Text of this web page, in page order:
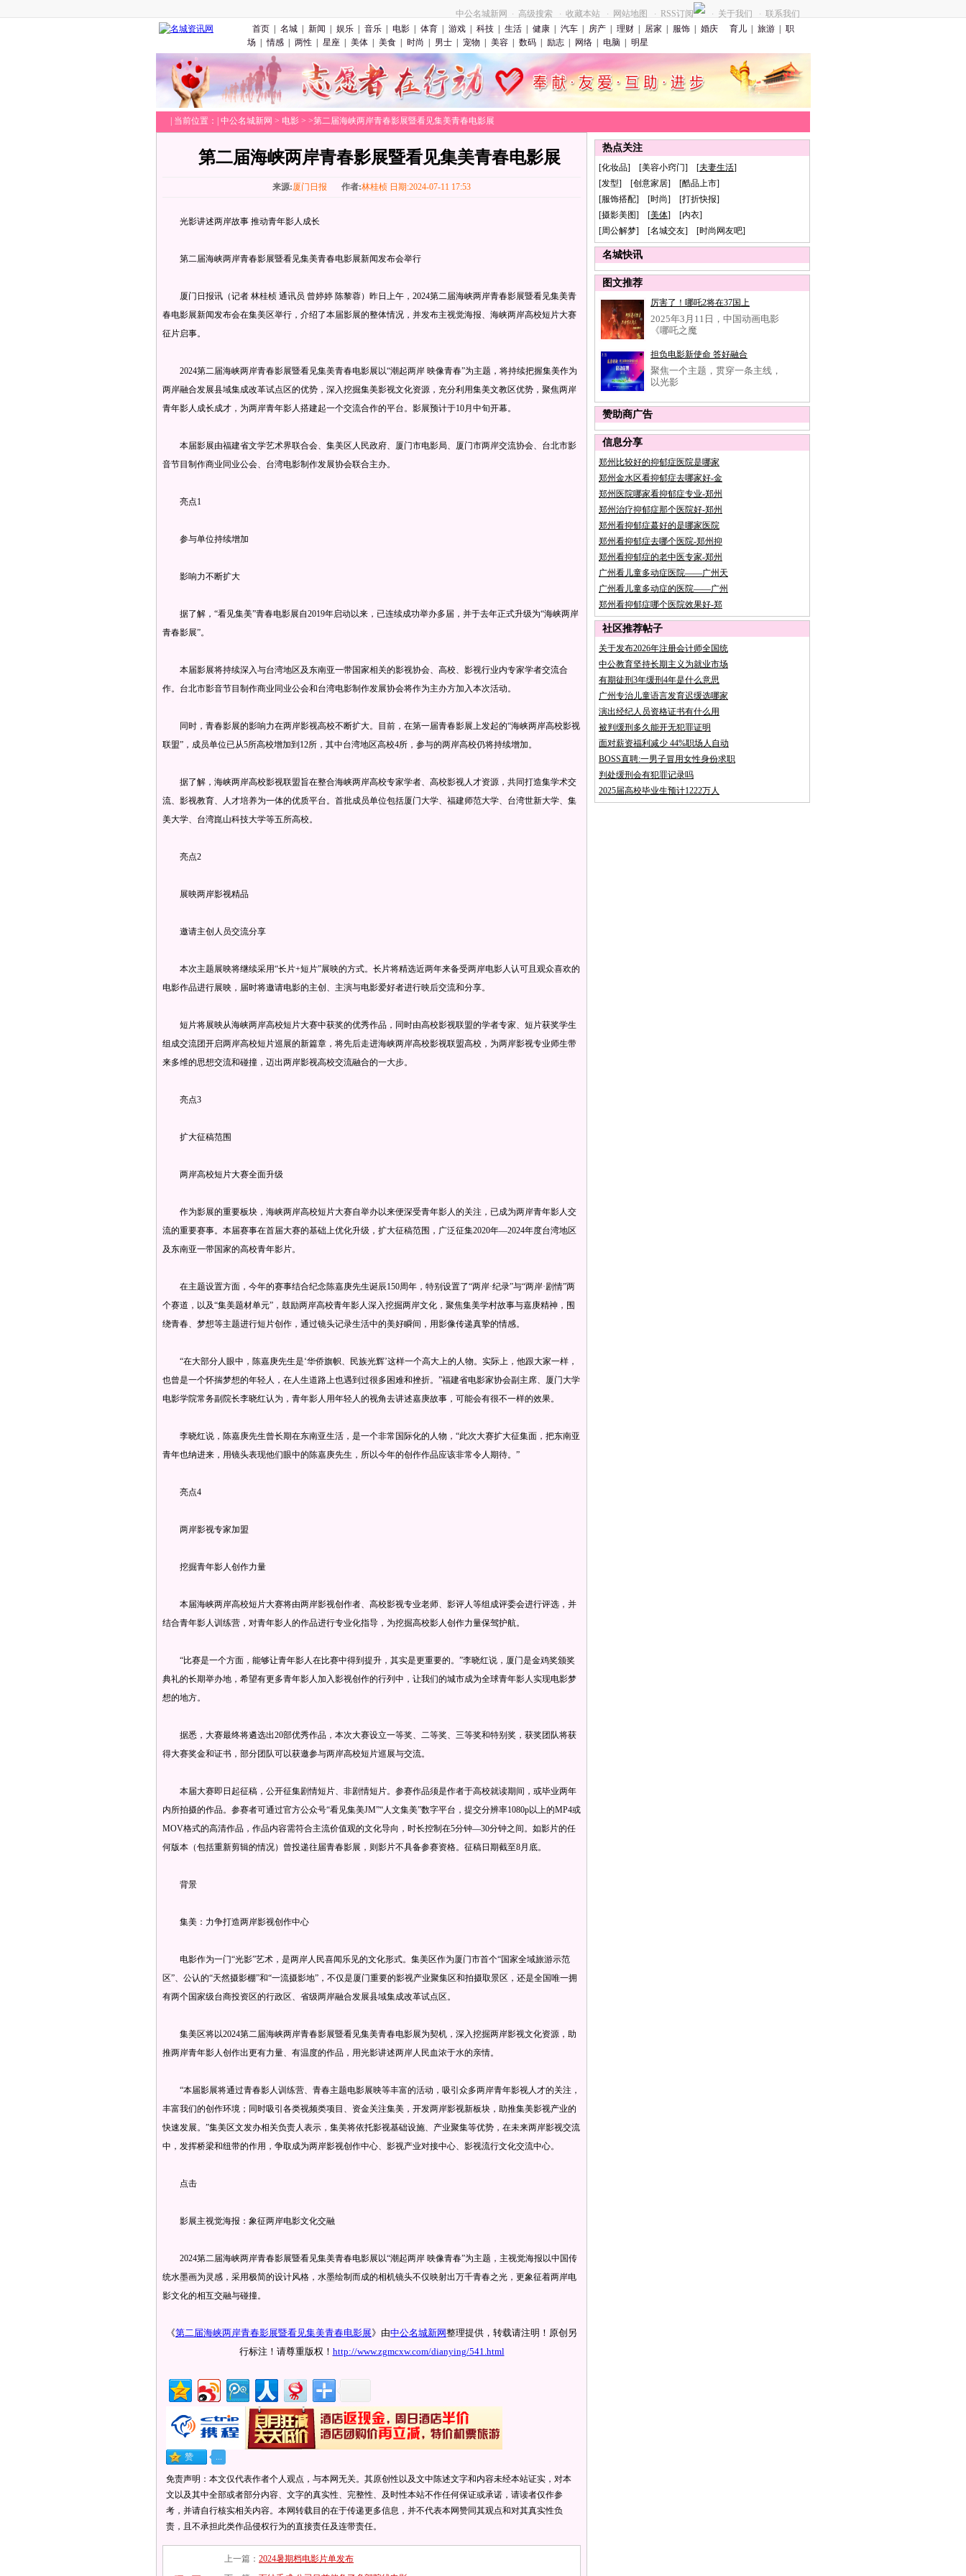
中公名城新网 · 高级搜索 · 收藏本站 · 网站地图 · RSS订阅 · 关于我们 ·
联系我们
首页
名城 新闻 娱乐 音乐 电影 体育 游戏 科技 生活 健康 汽车 房产 理财 居家 服饰 婚庆 育儿 旅游
职
场
情感 两性 星座 美体 美食 时尚 男士 宠物 美容 数码 励志 网络 电脑 明星
当前位置：| 中公名城新网 > 电影 > >第二届海峡两岸青春影展暨看见集美青春电影展
第二届海峡两岸青春影展暨看见集美青春电影展
来源:厦门日报 作者:林桂桢 日期:2024-07-11 17:53
光影讲述两岸故事 推动青年影人成长
第二届海峡两岸青春影展暨看见集美青春电影展新闻发布会举行
厦门日报讯（记者 林桂桢 通讯员 曾婷婷 陈黎蓉）昨日上午，2024第二届海峡两岸青春影展暨看见集美青
春电影展新闻发布会在集美区举行，介绍了本届影展的整体情况，并发布主视觉海报、海峡两岸高校短片大赛
征片启事。
2024第二届海峡两岸青春影展暨看见集美青春电影展以“潮起两岸 映像青春”为主题，将持续把握集美作为
两岸融合发展县域集成改革试点区的优势，深入挖掘集美影视文化资源，充分利用集美文教区优势，聚焦两岸
青年影人成长成才，为两岸青年影人搭建起一个交流合作的平台。影展预计于10月中旬开幕。
本届影展由福建省文学艺术界联合会、集美区人民政府、厦门市电影局、厦门市两岸交流协会、台北市影
音节目制作商业同业公会、台湾电影制作发展协会联合主办。
亮点1
参与单位持续增加
影响力不断扩大
据了解，“看见集美”青春电影展自2019年启动以来，已连续成功举办多届，并于去年正式升级为“海峡两岸
青春影展”。
本届影展将持续深入与台湾地区及东南亚一带国家相关的影视协会、高校、影视行业内专家学者交流合
作。台北市影音节目制作商业同业公会和台湾电影制作发展协会将作为主办方加入本次活动。
同时，青春影展的影响力在两岸影视高校不断扩大。目前，在第一届青春影展上发起的“海峡两岸高校影视
联盟”，成员单位已从5所高校增加到12所，其中台湾地区高校4所，参与的两岸高校仍将持续增加。
据了解，海峡两岸高校影视联盟旨在整合海峡两岸高校专家学者、高校影视人才资源，共同打造集学术交
流、影视教育、人才培养为一体的优质平台。首批成员单位包括厦门大学、福建师范大学、台湾世新大学、集
美大学、台湾崑山科技大学等五所高校。
亮点2
展映两岸影视精品
邀请主创人员交流分享
本次主题展映将继续采用“长片+短片”展映的方式。长片将精选近两年来备受两岸电影人认可且观众喜欢的
电影作品进行展映，届时将邀请电影的主创、主演与电影爱好者进行映后交流和分享。
短片将展映从海峡两岸高校短片大赛中获奖的优秀作品，同时由高校影视联盟的学者专家、短片获奖学生
组成交流团开启两岸高校短片巡展的新篇章，将先后走进海峡两岸高校影视联盟高校，为两岸影视专业师生带
来多维的思想交流和碰撞，迈出两岸影视高校交流融合的一大步。
亮点3
扩大征稿范围
两岸高校短片大赛全面升级
作为影展的重要板块，海峡两岸高校短片大赛自举办以来便深受青年影人的关注，已成为两岸青年影人交
流的重要赛事。本届赛事在首届大赛的基础上优化升级，扩大征稿范围，广泛征集2020年—2024年度台湾地区
及东南亚一带国家的高校青年影片。
在主题设置方面，今年的赛事结合纪念陈嘉庚先生诞辰150周年，特别设置了“两岸·纪录”与“两岸·剧情”两
个赛道，以及“集美题材单元”，鼓励两岸高校青年影人深入挖掘两岸文化，聚焦集美学村故事与嘉庚精神，围
绕青春、梦想等主题进行短片创作，通过镜头记录生活中的美好瞬间，用影像传递真挚的情感。
“在大部分人眼中，陈嘉庚先生是‘华侨旗帜、民族光辉’这样一个高大上的人物。实际上，他跟大家一样，
也曾是一个怀揣梦想的年轻人，在人生道路上也遇到过很多困难和挫折。”福建省电影家协会副主席、厦门大学
电影学院常务副院长李晓红认为，青年影人用年轻人的视角去讲述嘉庚故事，可能会有很不一样的效果。
李晓红说，陈嘉庚先生曾长期在东南亚生活，是一个非常国际化的人物，“此次大赛扩大征集面，把东南亚
青年也纳进来，用镜头表现他们眼中的陈嘉庚先生，所以今年的创作作品应该非常令人期待。”
亮点4
两岸影视专家加盟
挖掘青年影人创作力量
本届海峡两岸高校短片大赛将由两岸影视创作者、高校影视专业老师、影评人等组成评委会进行评选，并
结合青年影人训练营，对青年影人的作品进行专业化指导，为挖掘高校影人创作力量保驾护航。
“比赛是一个方面，能够让青年影人在比赛中得到提升，其实是更重要的。”李晓红说，厦门是金鸡奖颁奖
典礼的长期举办地，希望有更多青年影人加入影视创作的行列中，让我们的城市成为全球青年影人实现电影梦
想的地方。
据悉，大赛最终将遴选出20部优秀作品，本次大赛设立一等奖、二等奖、三等奖和特别奖，获奖团队将获
得大赛奖金和证书，部分团队可以获邀参与两岸高校短片巡展与交流。
本届大赛即日起征稿，公开征集剧情短片、非剧情短片。参赛作品须是作者于高校就读期间，或毕业两年
内所拍摄的作品。参赛者可通过官方公众号“看见集美JM”“人文集美”数字平台，提交分辨率1080p以上的MP4或
MOV格式的高清作品，作品内容需符合主流价值观的文化导向，时长控制在5分钟—30分钟之间。如影片的任
何版本（包括重新剪辑的情况）曾投递往届青春影展，则影片不具备参赛资格。征稿日期截至8月底。
背景
集美：力争打造两岸影视创作中心
电影作为一门“光影”艺术，是两岸人民喜闻乐见的文化形式。集美区作为厦门市首个“国家全域旅游示范
区”、公认的“天然摄影棚”和“一流摄影地”，不仅是厦门重要的影视产业聚集区和拍摄取景区，还是全国唯一拥
有两个国家级台商投资区的行政区、省级两岸融合发展县域集成改革试点区。
集美区将以2024第二届海峡两岸青春影展暨看见集美青春电影展为契机，深入挖掘两岸影视文化资源，助
推两岸青年影人创作出更有力量、有温度的作品，用光影讲述两岸人民血浓于水的亲情。
“本届影展将通过青春影人训练营、青春主题电影展映等丰富的活动，吸引众多两岸青年影视人才的关注，
丰富我们的创作环境；同时吸引各类视频类项目、资金关注集美，开发两岸影视新板块，助推集美影视产业的
快速发展。”集美区文发办相关负责人表示，集美将依托影视基础设施、产业聚集等优势，在未来两岸影视交流
中，发挥桥梁和纽带的作用，争取成为两岸影视创作中心、影视产业对接中心、影视流行文化交流中心。
点击
影展主视觉海报：象征两岸电影文化交融
2024第二届海峡两岸青春影展暨看见集美青春电影展以“潮起两岸 映像青春”为主题，主视觉海报以中国传
统水墨画为灵感，采用极简的设计风格，水墨绘制而成的相机镜头不仅映射出万千青春之光，更象征着两岸电
影文化的相互交融与碰撞。
《第二届海峡两岸青春影展暨看见集美青春电影展》由中公名城新网整理提供，转载请注明！原创另
行标注！请尊重版权！ http://www.zgmcxw.com/dianying/541.html
免责声明：本文仅代表作者个人观点，与本网无关。其原创性以及文中陈述文字和内容未经本站证实，对本
文以及其中全部或者部分内容、文字的真实性、完整性、及时性本站不作任何保证或承诺，请读者仅作参
考，并请自行核实相关内容。本网转载目的在于传递更多信息，并不代表本网赞同其观点和对其真实性负
责，且不承担此类作品侵权行为的直接责任及连带责任。
上一篇： 2024暑期档电影片单发布
热点关注
[化妆品] [美容小窍门] [夫妻生活]
[发型] [创意家居] [酷品上市]
[服饰搭配] [时尚] [打折快报]
[摄影美图] [美体] [内衣]
[周公解梦] [名城交友] [时尚网友吧]
名城快讯
图文推荐
厉害了！哪吒2将在37国上
2025年3月11日，中国动画电影
《哪吒之魔
担负电影新使命 答好融合
聚焦一个主题，贯穿一条主线，
以光影
赞助商广告
信息分享
郑州比较好的抑郁症医院是哪家
郑州金水区看抑郁症去哪家好-金
郑州医院哪家看抑郁症专业-郑州
郑州治疗抑郁症那个医院好-郑州
郑州看抑郁症蕞好的是哪家医院
郑州看抑郁症去哪个医院-郑州抑
郑州看抑郁症的老中医专家-郑州
广州看儿童多动症医院——广州天
广州看儿童多动症的医院——广州
郑州看抑郁症哪个医院效果好-郑
社区推荐帖子
关于发布2026年注册会计师全国统
中公教育坚持长期主义为就业市场
有期徒刑3年缓刑4年是什么意思
广州专治儿童语言发育迟缓选哪家
演出经纪人员资格证书有什么用
被判缓刑多久能开无犯罪证明
面对薪资福利减少 44%职场人自动
BOSS直聘:一男子冒用女性身份求职
判处缓刑会有犯罪记录吗
2025届高校毕业生预计1222万人